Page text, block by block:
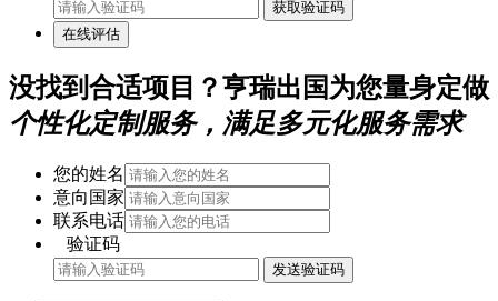
获取验证码
在线评估
没找到合适项目？亨瑞出国为您量身定做
个性化定制服务，满足多元化服务需求
您的姓名
意向国家
联系电话
验证码
发送验证码